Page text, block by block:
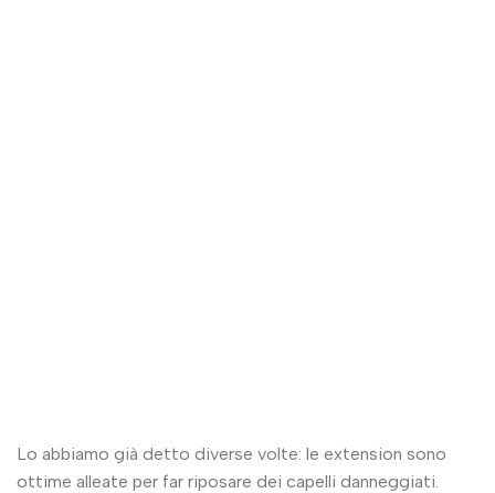
Lo abbiamo già detto diverse volte: le extension sono
ottime alleate per far riposare dei capelli danneggiati.